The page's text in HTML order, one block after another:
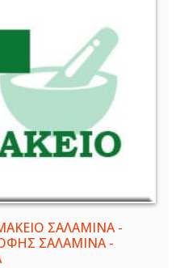
ΣΑΛΑΜΙΝΑ -
ΣΑΛΑΜΙΝΑ -